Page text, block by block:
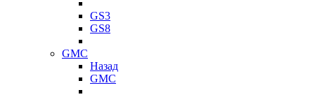
GS3
GS8
GMC
Назад
GMC